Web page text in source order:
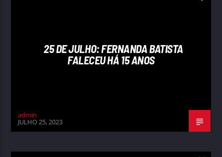
25 DE JULHO: FERNANDA BATISTA
FALECEU HÁ 15 ANOS
admin
JULHO 25, 2023